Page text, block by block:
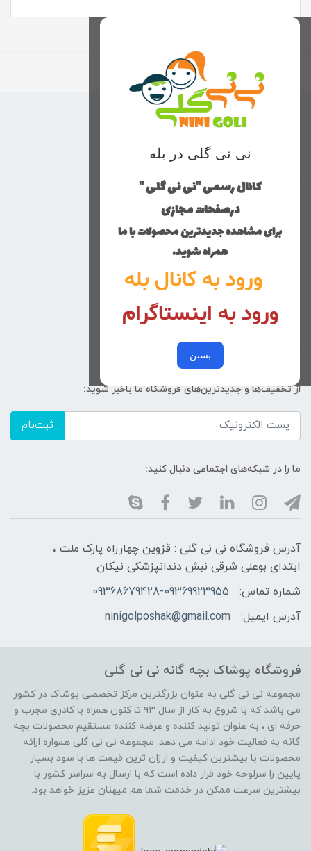
نی نی گلی در بله
کانال رسمی "نی نی گلی "
درصفحات مجازی
برای مشاهده جدیدترین محصولات با ما
همراه شوید.
ورود به کانال بله
ورود به اینستاگرام
بستن
برگشت به بالا
منوی وب‌سایت
خانه
کوچولوهای نی نی گلی
تماس با ما
کد پیگیری سفارشات
خرید عمده
از تخفیف‌ها و جدیدترین‌های فروشگاه ما باخبر شوید:
ثبت‌نام
ما را در شبکه‌های اجتماعی دنبال کنید:
آدرس فروشگاه نی نی گلی : قزوین چهارراه پارک ملت ،
ابتدای بوعلی شرقی نبش دندانپزشکی نیکان
شماره تماس:
09368679428-09369923955
آدرس ایمیل:
ninigolposhak@gmail.com
فروشگاه پوشاک بچه گانه نی نی گلی
مجموعه نی نی گلی به عنوان بزرگترین مرکز تخصصی پوشاک در کشور
می باشد که با شروع به کار از سال ۹۳ تا کنون همراه با کادری مجرب و
حرفه ای ، به عنوان تولید کننده و عرضه کننده مستقیم محصولات بچه
گانه به فعالیت خود ادامه می دهد. مجموعه نی نی گلی همواره ارائه
محصولات با بیشترین کیفیت و ارزان ترین قیمت ها با سود بسیار
پایین را سرلوحه خود قرار داده است که با ارسال به سراسر کشور با
بیشترین سرعت ممکن در خدمت شما هم میهنان عزیز خواهد بود.